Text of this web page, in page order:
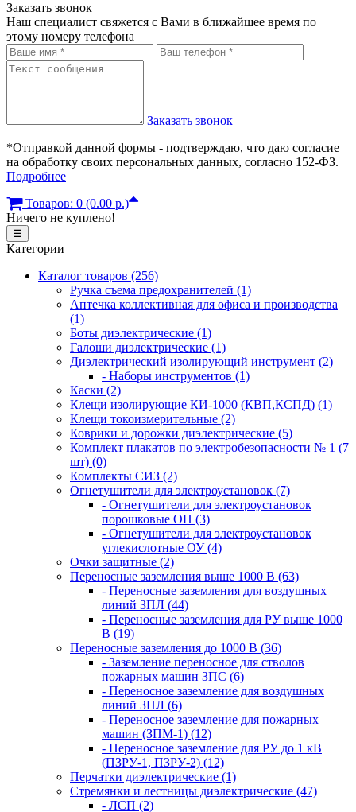
Заказать звонок
Наш специалист свяжется с Вами в ближайшее время по
этому номеру телефона
Заказать звонок
*Отправкой данной формы - подтверждаю, что даю согласие
на обработку своих персональных данных, согласно 152-ФЗ.
Подробнее
Товаров: 0 (0.00 р.)
Ничего не куплено!
☰
Категории
Каталог товаров (256)
Ручка съема предохранителей (1)
Аптечка коллективная для офиса и производства
(1)
Боты диэлектрические (1)
Галоши диэлектрические (1)
Диэлектрический изолирующий инструмент (2)
- Наборы инструментов (1)
Каски (2)
Клещи изолирующие КИ-1000 (КВП,КСПД) (1)
Клещи токоизмерительные (2)
Коврики и дорожки диэлектрические (5)
Комплект плакатов по электробезопасности № 1 (7
шт) (0)
Комплекты СИЗ (2)
Огнетушители для электроустановок (7)
- Огнетушители для электроустановок
порошковые ОП (3)
- Огнетушители для электроустановок
углекислотные ОУ (4)
Очки защитные (2)
Переносные заземления выше 1000 В (63)
- Переносные заземления для воздушных
линий ЗПЛ (44)
- Переносные заземления для РУ выше 1000
В (19)
Переносные заземления до 1000 В (36)
- Заземление переносное для стволов
пожарных машин ЗПС (6)
- Переносное заземление для воздушных
линий ЗПЛ (6)
- Переносное заземление для пожарных
машин (ЗПМ-1) (12)
- Переносное заземление для РУ до 1 кВ
(ПЗРУ-1, ПЗРУ-2) (12)
Перчатки диэлектрические (1)
Стремянки и лестницы диэлектрические (47)
- ЛСП (2)